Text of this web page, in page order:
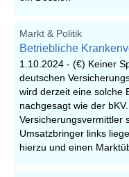
Markt & Politik
Betriebliche
1.10.2024 - (€) Keiner
deutschen
wird derzeit eine solche
nachgesagt wie der bKV.
Versicherungsvermittler
Umsatzbringer links
hierzu und einen